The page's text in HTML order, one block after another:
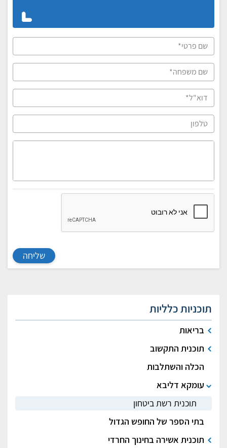
שליחה
תוכניות כלליות
בריאות
תוכנית התקשוב
הכלה והשתלבות
עומקא דליבא
תוכנית רשת ביטחון
בתי הספר של החופש הגדול
תוכנית אשירה בחינוך החרדי